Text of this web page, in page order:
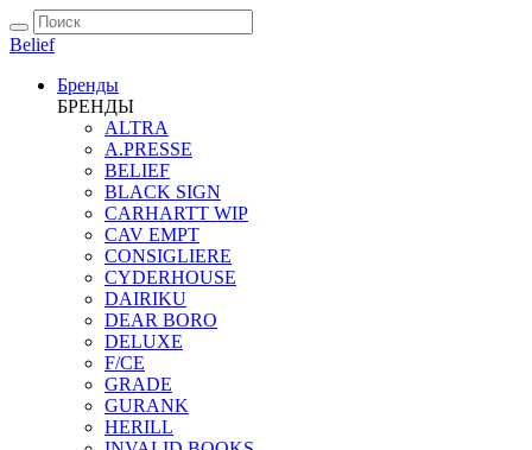
Belief
Бренды
БРЕНДЫ
ALTRA
A.PRESSE
BELIEF
BLACK SIGN
CARHARTT WIP
CAV EMPT
CONSIGLIERE
CYDERHOUSE
DAIRIKU
DEAR BORO
DELUXE
F/CE
GRADE
GURANK
HERILL